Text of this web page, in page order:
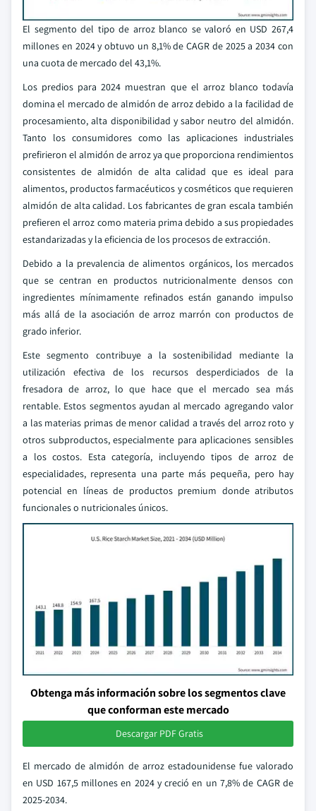
El segmento del tipo de arroz blanco se valoró en USD 267,4
millones en 2024 y obtuvo un 8,1% de CAGR de 2025 a 2034 con
una cuota de mercado del 43,1%.
Los predios para 2024 muestran que el arroz blanco todavía
domina el mercado de almidón de arroz debido a la facilidad de
procesamiento, alta disponibilidad y sabor neutro del almidón.
Tanto los consumidores como las aplicaciones industriales
prefirieron el almidón de arroz ya que proporciona rendimientos
consistentes de almidón de alta calidad que es ideal para
alimentos, productos farmacéuticos y cosméticos que requieren
almidón de alta calidad. Los fabricantes de gran escala también
prefieren el arroz como materia prima debido a sus propiedades
estandarizadas y la eficiencia de los procesos de extracción.
Debido a la prevalencia de alimentos orgánicos, los mercados
que se centran en productos nutricionalmente densos con
ingredientes mínimamente refinados están ganando impulso
más allá de la asociación de arroz marrón con productos de
grado inferior.
Este segmento contribuye a la sostenibilidad mediante la
utilización efectiva de los recursos desperdiciados de la
fresadora de arroz, lo que hace que el mercado sea más
rentable. Estos segmentos ayudan al mercado agregando valor
a las materias primas de menor calidad a través del arroz roto y
otros subproductos, especialmente para aplicaciones sensibles
a los costos. Esta categoría, incluyendo tipos de arroz de
especialidades, representa una parte más pequeña, pero hay
potencial en líneas de productos premium donde atributos
funcionales o nutricionales únicos.
Obtenga más información sobre los segmentos clave
que conforman este mercado
Descargar PDF Gratis
El mercado de almidón de arroz estadounidense fue valorado
en USD 167,5 millones en 2024 y creció en un 7,8% de CAGR de
2025-2034.